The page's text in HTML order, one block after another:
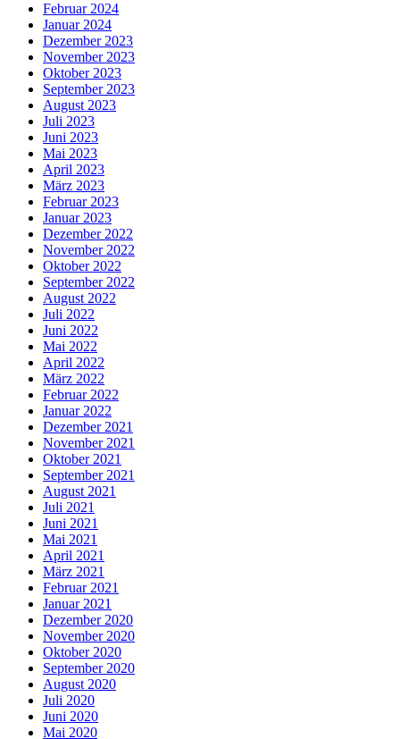
Februar 2024
Januar 2024
Dezember 2023
November 2023
Oktober 2023
September 2023
August 2023
Juli 2023
Juni 2023
Mai 2023
April 2023
März 2023
Februar 2023
Januar 2023
Dezember 2022
November 2022
Oktober 2022
September 2022
August 2022
Juli 2022
Juni 2022
Mai 2022
April 2022
März 2022
Februar 2022
Januar 2022
Dezember 2021
November 2021
Oktober 2021
September 2021
August 2021
Juli 2021
Juni 2021
Mai 2021
April 2021
März 2021
Februar 2021
Januar 2021
Dezember 2020
November 2020
Oktober 2020
September 2020
August 2020
Juli 2020
Juni 2020
Mai 2020